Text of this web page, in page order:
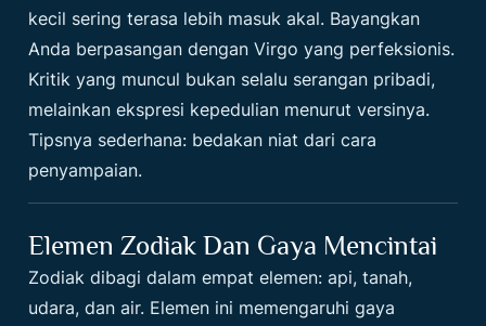
kecil sering terasa lebih masuk akal. Bayangkan
Anda berpasangan dengan Virgo yang perfeksionis.
Kritik yang muncul bukan selalu serangan pribadi,
melainkan ekspresi kepedulian menurut versinya.
Tipsnya sederhana: bedakan niat dari cara
penyampaian.
Elemen Zodiak Dan Gaya Mencintai
Zodiak dibagi dalam empat elemen: api, tanah,
udara, dan air. Elemen ini memengaruhi gaya